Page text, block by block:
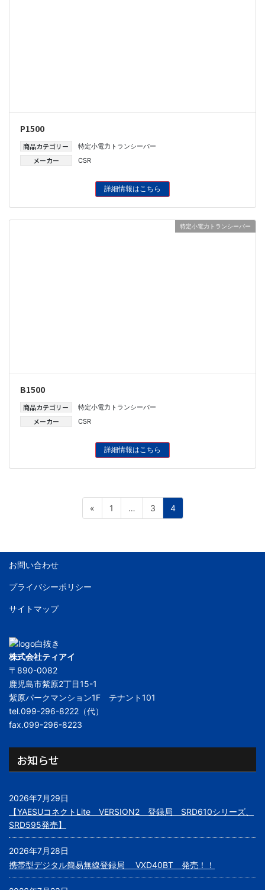
P1500
商品カテゴリー 特定小電力トランシーバー
メーカー CSR
詳細情報はこちら
特定小電力トランシーバー
B1500
商品カテゴリー 特定小電力トランシーバー
メーカー CSR
詳細情報はこちら
ビ
ゲ
ー
シ
ン
«
ペ
ー
1 …
ペ
ー
3
ペ
ー
4
お問い合わせ
プライバシーポリシー
サイトマップ
株式会社ティアイ
〒890-0082
鹿児島市紫原2丁目15-1
紫原パークマンション1F テナント101
tel.099-296-8222（代）
fax.099-296-8223
お知らせ
2026年7月29日
【YAESUコネクトLite VERSION2 登録局 SRD610シリーズ、
SRD595発売】
2026年7月28日
携帯型デジタル簡易無線登録局 VXD40BT 発売！！